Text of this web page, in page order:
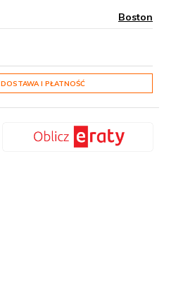
Boston
DOSTAWA I PŁATNOŚĆ